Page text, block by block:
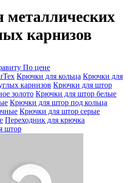
карнизов
По цене
Крючки для кольца Крючки для
карнизов Крючки для штор
золото Крючки для штор белые
Крючки для штор под кольца
Крючки для штор серые
Переходник для крючка
штор